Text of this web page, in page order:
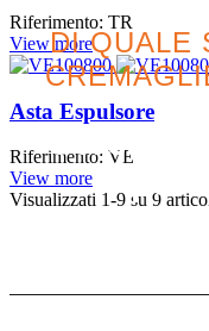
Riferimento: TR
View more
Asta Espulsore
Riferimento: VE
View more
Visualizzati 1-9 su 9
DI QUALE
Cercate
per